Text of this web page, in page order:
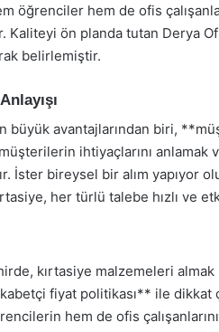
öğrenciler hem de ofis
Kaliteyi ön planda tutan Derya
belirlemiştir.
büyük avantajlarından biri,
ihtiyaçlarını
İster bireysel bir alım yapıyor
her türlü talebe hızlı ve
kırtasiye malzemeleri
fiyat politikası** ile
hem de ofis